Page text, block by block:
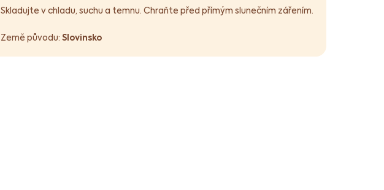
Skladujte v chladu, suchu a temnu. Chraňte před přímým slunečním zářením.
Země původu: Slovinsko